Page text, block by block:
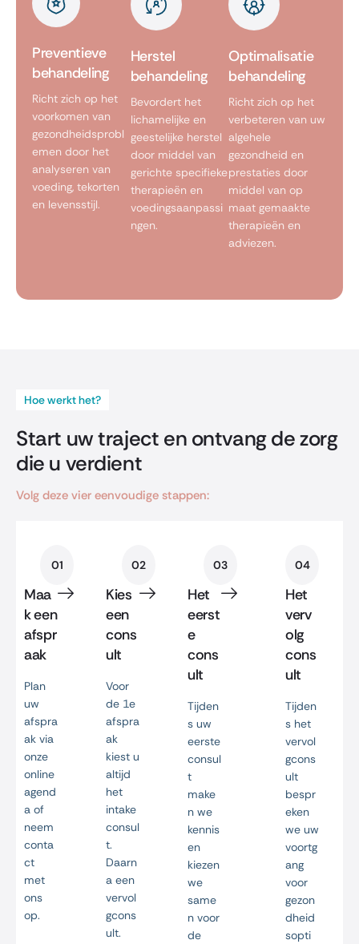
Preventieve
behandeling
Richt zich op het
voorkomen van
gezondheidsprobl
emen door het
analyseren van
voeding, tekorten
en levensstijl.
Herstel
behandeling
Bevordert het
lichamelijke en
geestelijke herstel
door middel van
gerichte specifieke
therapieën en
voedingsaanpassi
ngen.
Optimalisatie
behandeling
Richt zich op het
verbeteren van uw
algehele
gezondheid en
prestaties door
middel van op
maat gemaakte
therapieën en
adviezen.
Hoe werkt het?
Start uw traject en ontvang de zorg
die u verdient
Volg deze vier eenvoudige stappen:
01
Maa
k een
afspr
aak
Plan
uw
afspra
ak via
onze
online
agend
a of
neem
conta
ct
met
ons
op.
02
Kies
een
cons
ult
Voor
de 1e
afspra
ak
kiest u
altijd
het
intake
consul
t.
Daarn
a een
vervol
gcons
ult.
03
Het
eerst
e
cons
ult
Tijden
s uw
eerste
consul
t
make
n we
kennis
en
kiezen
we
same
n voor
de
04
Het
verv
olg
cons
ult
Tijden
s het
vervol
gcons
ult
bespr
eken
we uw
voortg
ang
voor
gezon
dheid
sopti